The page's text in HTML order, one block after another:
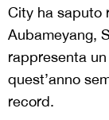
City ha saputo
Aubameyang,
rappresenta
quest’anno
record.